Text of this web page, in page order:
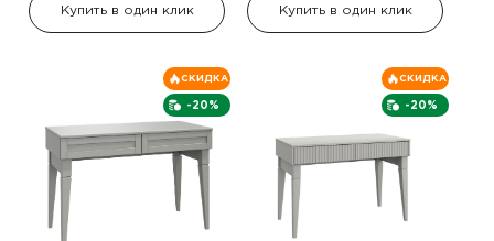
Купить в один клик Купить в один клик
-20%
СКИДКА
-20%
СКИДКА